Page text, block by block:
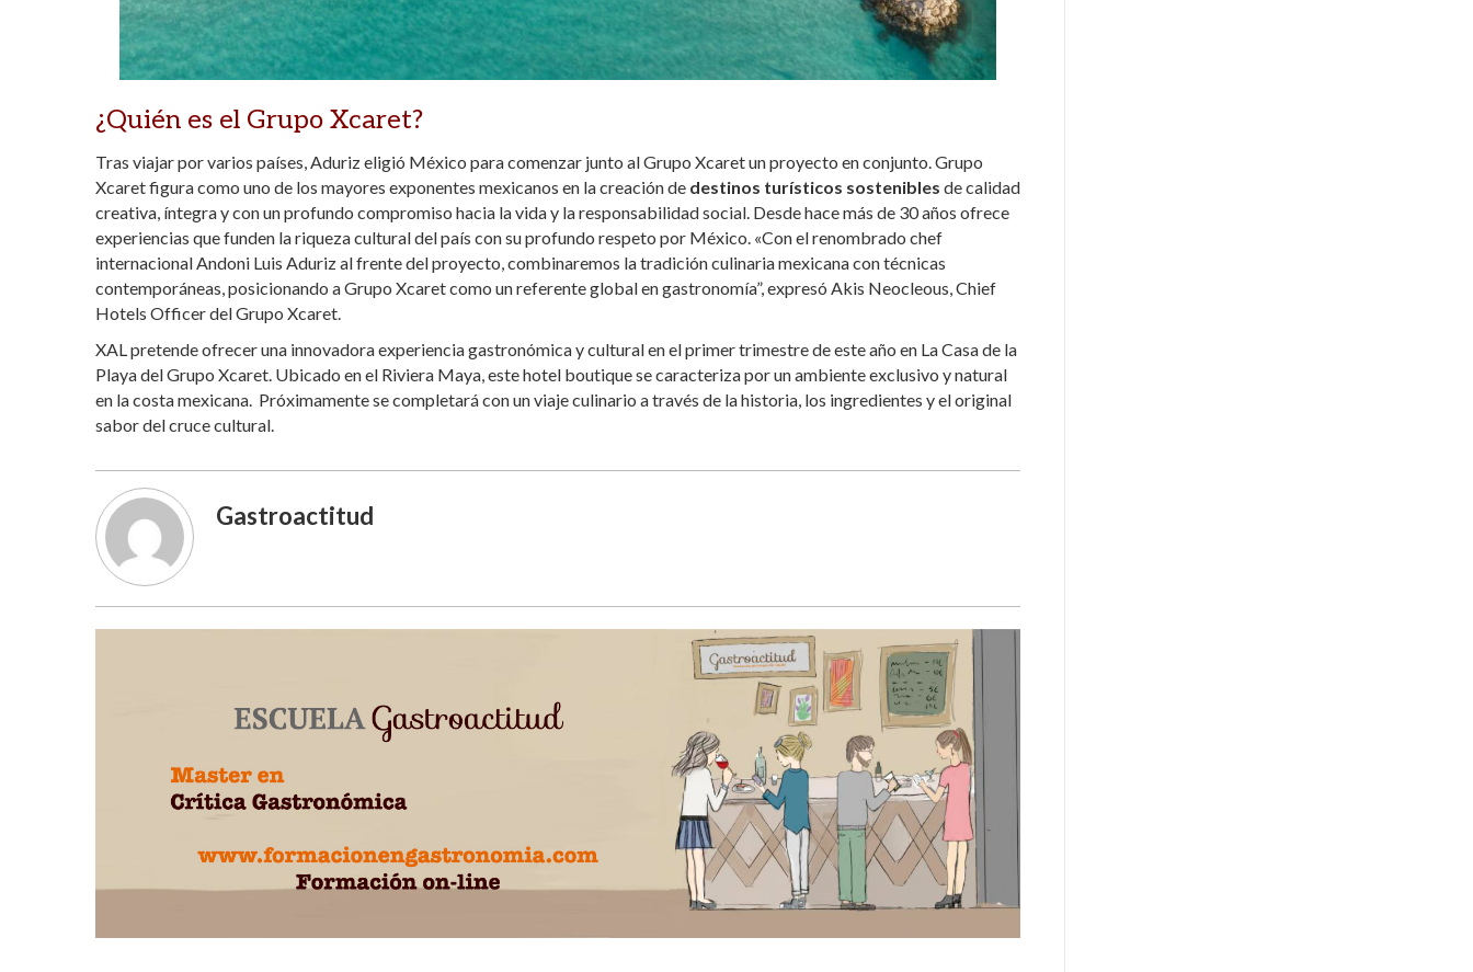
¿Quién es el Grupo Xcaret?
Tras viajar por varios países, Aduriz eligió México para comenzar junto al Grupo Xcaret un proyecto en conjunto. Grupo
Xcaret figura como uno de los mayores exponentes mexicanos en la creación de destinos turísticos sostenibles de calidad
creativa, íntegra y con un profundo compromiso hacia la vida y la responsabilidad social. Desde hace más de 30 años ofrece
experiencias que funden la riqueza cultural del país con su profundo respeto por México. «Con el renombrado chef
internacional Andoni Luis Aduriz al frente del proyecto, combinaremos la tradición culinaria mexicana con técnicas
contemporáneas, posicionando a Grupo Xcaret como un referente global en gastronomía”, expresó Akis Neocleous, Chief
Hotels Officer del Grupo Xcaret.
XAL pretende ofrecer una innovadora experiencia gastronómica y cultural en el primer trimestre de este año en La Casa de la
Playa del Grupo Xcaret. Ubicado en el Riviera Maya, este hotel boutique se caracteriza por un ambiente exclusivo y natural
en la costa mexicana. Próximamente se completará con un viaje culinario a través de la historia, los ingredientes y el original
sabor del cruce cultural.
Gastroactitud